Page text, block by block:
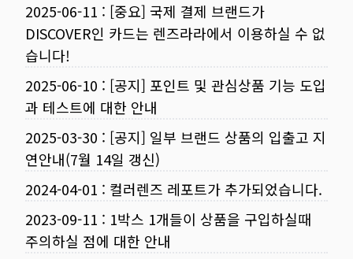
2025-06-11 : [중요] 국제 결제 브랜드가
DISCOVER인 카드는 렌즈라라에서 이용하실 수 없
습니다!
2025-06-10 : [공지] 포인트 및 관심상품 기능 도입
과 테스트에 대한 안내
2025-03-30 : [공지] 일부 브랜드 상품의 입출고 지
연안내(7월 14일 갱신)
2024-04-01 : 컬러렌즈 레포트가 추가되었습니다.
2023-09-11 : 1박스 1개들이 상품을 구입하실때
주의하실 점에 대한 안내